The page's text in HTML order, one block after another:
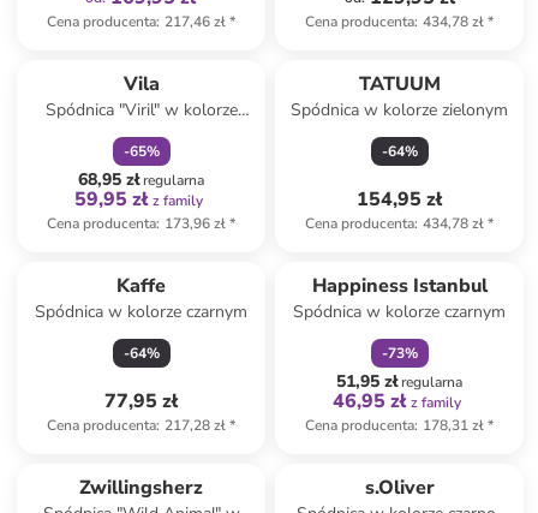
Cena producenta: 217,46 zł* Cena producenta: 434,78 zł*
Vila
Spódnica "Viril" w kolorze
szarym
-65%
68,95 złregularna
59,95 zł z family
Cena producenta: 173,96 zł*
TATUUM
Spódnica w kolorze zielonym
-64%
154,95 zł
Cena producenta: 434,78 zł*
Kaffe
Spódnica w kolorze czarnym
-64%
77,95 zł
Cena producenta: 217,28 zł*
Happiness Istanbul
Spódnica w kolorze czarnym
-73%
51,95 złregularna
46,95 zł z family
Cena producenta: 178,31 zł*
Zwillingsherz s.Oliver